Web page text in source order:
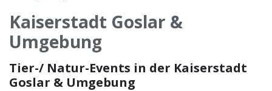
Kaiserstadt Goslar &
Umgebung
Tier-/ Natur-Events in der Kaiserstadt
Goslar & Umgebung